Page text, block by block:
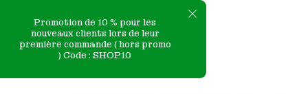
Promotion de 10 % pour les
nouveaux clients lors de leur
première commande ( hors promo
) Code : SHOP10